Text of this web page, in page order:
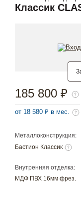
Классик
Металлоконструкция:
Бастион Классик
Внутренняя отделка:
МДФ ПВХ 16мм фрез.
185 800 ₽
от 18 580 ₽ в мес.